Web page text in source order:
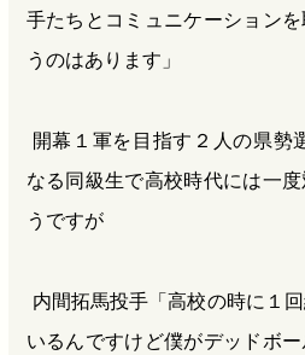
手たちとコミュニケーション
うのはあります」
開幕１軍を目指す２人の県勢
なる同級生で高校時代には一
うですが
内間拓馬投手「高校の時に１
いるんですけど僕がデッドボ